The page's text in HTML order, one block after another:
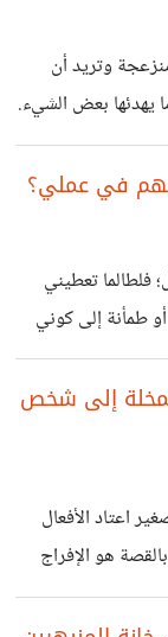
مشكلاتهم
أو المشاركة
وتريد أن
يهدئها بعض الشيء.
بالوضوح
وكم من مرةٍ
كلاهما في
الزوجية زي الفل،
عن طلب ذلك
مهم في عملي؟
تعطيني
طمأنة إلى كوني
التواصلات
على أسئلة
بدقة، أم أنني
على إقناع
باب التواصل
وملفي الشخصي
إلى شخص
اعتاد الأفعال
هو الإفراج
برضا منهن، وأن